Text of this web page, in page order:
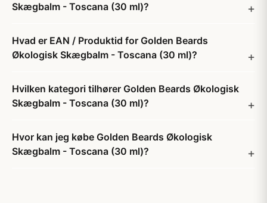
Skægbalm - Toscana (30 ml)?
Hvad er EAN / Produktid for Golden Beards
Økologisk Skægbalm - Toscana (30 ml)?
Hvilken kategori tilhører Golden Beards Økologisk
Skægbalm - Toscana (30 ml)?
Hvor kan jeg købe Golden Beards Økologisk
Skægbalm - Toscana (30 ml)?